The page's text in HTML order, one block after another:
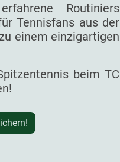
Routiniers
Tennisfans aus der
einem einzigartigen
beim TC